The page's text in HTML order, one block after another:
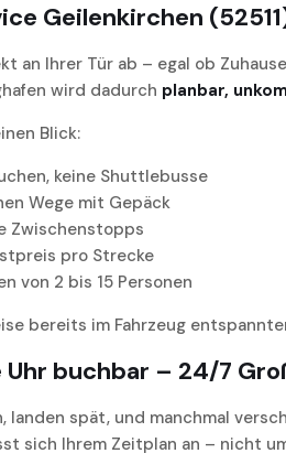
Geilenkirchen
an Ihrer Tür ab – egal ob
wird dadurch planbar,
Blick:
keine Shuttlebusse
Wege mit Gepäck
Zwischenstopps
pro Strecke
von 2 bis 15 Personen
bereits im Fahrzeug
Uhr buchbar – 24/7
landen spät, und manchmal
sich Ihrem Zeitplan an – nicht